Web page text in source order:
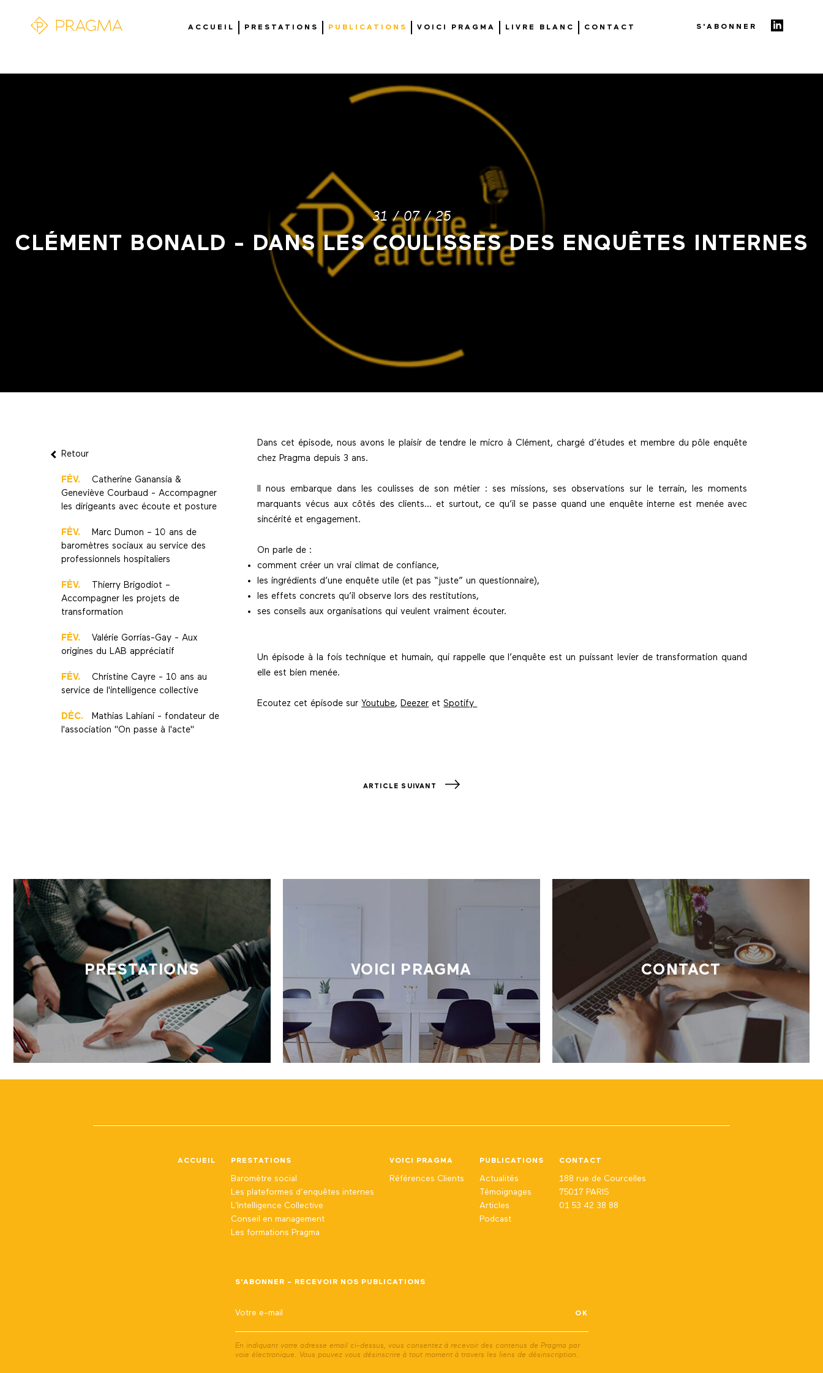
ACCUEIL PRESTATIONS PUBLICATIONS VOICI PRAGMA LIVRE BLANC CONTACT S'ABONNER
31 / 07 / 25
CLÉMENT BONALD - DANS LES COULISSES DES ENQUÊTES INTERNES
Retour
FÉV.
Catherine Ganansia &
Geneviève Courbaud - Accompagner
les dirigeants avec écoute et posture
FÉV.
Marc Dumon – 10 ans de
baromètres sociaux au service des
professionnels hospitaliers
FÉV.
Thierry Brigodiot –
Accompagner les projets de
transformation
FÉV.
Valérie Gorrias-Gay - Aux
origines du LAB appréciatif
FÉV.
Christine Cayre - 10 ans au
service de l'intelligence collective
DÉC.
Mathias Lahiani - fondateur de
l'association "On passe à l'acte"
Dans cet épisode, nous avons le plaisir de tendre le micro à Clément, chargé d’études et membre du pôle enquête
chez Pragma depuis 3 ans.
Il nous embarque dans les coulisses de son métier : ses missions, ses observations sur le terrain, les moments
marquants vécus aux côtés des clients… et surtout, ce qu’il se passe quand une enquête interne est menée avec
sincérité et engagement.
On parle de :
comment créer un vrai climat de confiance,
les ingrédients d’une enquête utile (et pas “juste” un questionnaire),
les effets concrets qu’il observe lors des restitutions,
ses conseils aux organisations qui veulent vraiment écouter.
Un épisode à la fois technique et humain, qui rappelle que l’enquête est un puissant levier de transformation quand
elle est bien menée.
Ecoutez cet épisode sur Youtube, Deezer etSpotify
ARTICLE SUIVANT
PRESTATIONS VOICI PRAGMA CONTACT
ACCUEIL PRESTATIONS
Baromètre social
Les plateformes d’enquêtes internes
L'Intelligence Collective
Conseil en management
Les formations Pragma
VOICI PRAGMA
Références Clients
PUBLICATIONS
Actualités
Témoignages
Articles
Podcast
CONTACT
188 rue de Courcelles
75017 PARIS
01 53 42 38 88
S'ABONNER - RECEVOIR NOS PUBLICATIONS
En indiquant votre adresse email ci-dessus, vous consentez à recevoir des contenus de Pragma par
voie électronique. Vous pouvez vous désinscrire à tout moment à travers les liens de désinscription.